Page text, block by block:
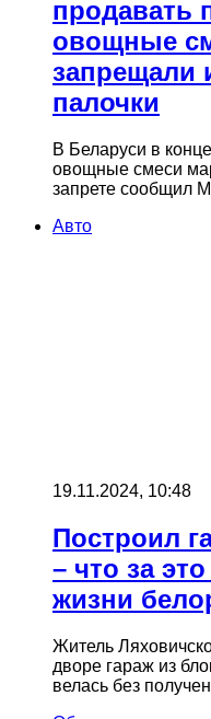
продавать
овощные
запрещали
палочки
В Беларуси в
овощные смеси
запрете сообщил
Авто
19.11.2024, 10:48
Построил
– что за
жизни
Житель
дворе гараж из
велась без